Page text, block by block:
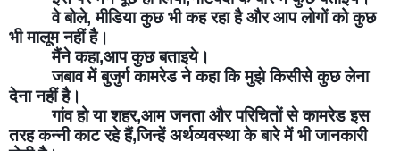
वे बोले, मीडिया कुछ भी कह रहा है और आप लोगों को कुछ
भी मालूम नहीं है।
मैंने कहा,आप कुछ बताइये।
जबाव में बुजुर्ग कामरेड ने कहा कि मुझे किसीसे कुछ लेना
देना नहीं है।
गांव हो या शहर,आम जनता और परिचितों से कामरेड इस
तरह कन्नी काट रहे हैं,जिन्हें अर्थव्यवस्था के बारे में भी जानकारी